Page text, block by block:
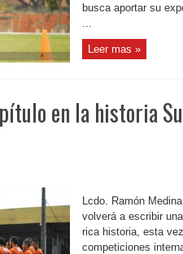
busca aportar su
Leer mas »
en la historia
Lcdo. Ramón
volverá a escribir
rica historia, esta
competiciones